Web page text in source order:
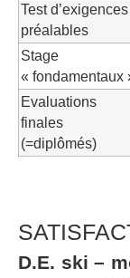
Test d’exigences
préalables
Stage
« fondamentaux
Evaluations
finales
(=diplômés)
D.E. ski –